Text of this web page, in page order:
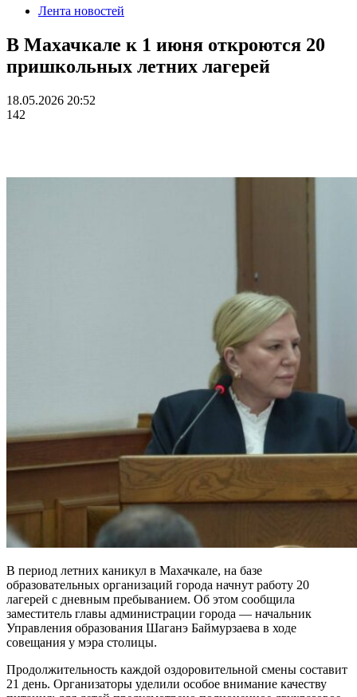
Лента новостей
В Махачкале к 1 июня откроются 20
пришкольных летних лагерей
18.05.2026 20:52
142
В период летних каникул в Махачкале, на базе
образовательных организаций города начнут работу 20
лагерей с дневным пребыванием. Об этом сообщила
заместитель главы администрации города — начальник
Управления образования Шаганэ Баймурзаева в ходе
совещания у мэра столицы.
Продолжительность каждой оздоровительной смены составит
21 день. Организаторы уделили особое внимание качеству